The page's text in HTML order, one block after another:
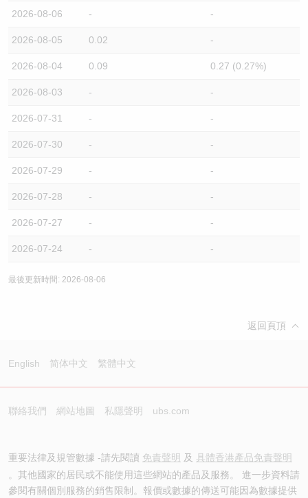
2026-08-06 - -
2026-08-05 0.02 -
2026-08-04 0.09 0.27 (0.27%)
2026-08-03 - -
2026-07-31 - -
2026-07-30 - -
2026-07-29 - -
2026-07-28 - -
2026-07-27 - -
2026-07-24 - -
最後更新時間: 2026-08-06
返回頁頂
English 简体中文 繁體中文
聯絡我們 網站地圖 私隱聲明 ubs.com
重要法律及規管數據 -請先閱讀 免責聲明 及 具體香港產品免責聲明
。其他國家的居民或不能使用這些網站的產品及服務。 進一步資料請
參閱有關個別服務的銷售限制。報價或數據的傳送可能因為數據提供